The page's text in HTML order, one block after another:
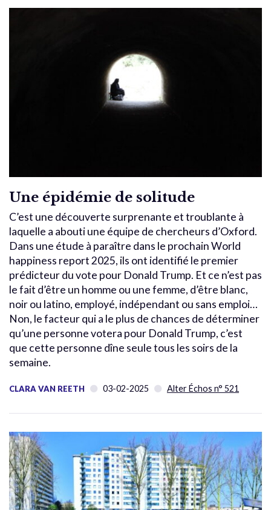
Une épidémie de solitude
C’est une découverte surprenante et troublante à
laquelle a abouti une équipe de chercheurs d’Oxford.
Dans une étude à paraître dans le prochain World
happiness report 2025, ils ont identifié le premier
prédicteur du vote pour Donald Trump. Et ce n’est pas
le fait d’être un homme ou une femme, d’être blanc,
noir ou latino, employé, indépendant ou sans emploi…
Non, le facteur qui a le plus de chances de déterminer
qu’une personne votera pour Donald Trump, c’est
que cette personne dîne seule tous les soirs de la
semaine.
CLARA VAN REETH 03-02-2025 Alter Échos n° 521